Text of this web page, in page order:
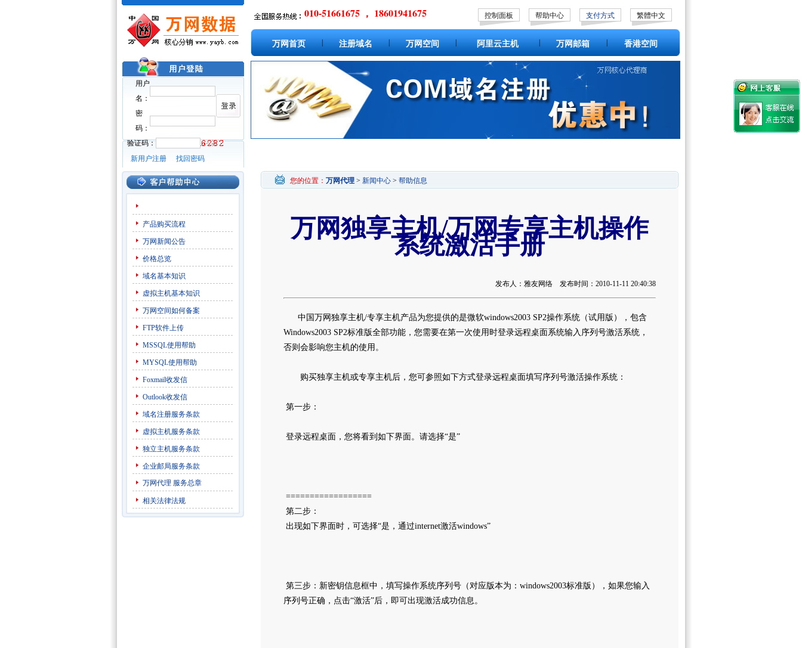
用户
名：
密
码：
验证码：
新用户注册
找回密码
010-51661675 ， 18601941675 控制面板 帮助中心 支付方式 繁體中文
万网首页 注册域名 万网空间 阿里云主机 万网邮箱 香港空间
产品购买流程
万网新闻公告
价格总览
域名基本知识
虚拟主机基本知识
万网空间如何备案
FTP软件上传
MSSQL使用帮助
MYSQL使用帮助
Foxmail收发信
Outlook收发信
域名注册服务条款
虚拟主机服务条款
独立主机服务条款
企业邮局服务条款
万网代理 服务总章
相关法律法规
您的位置： 万网代理 > 新闻中心 > 帮助信息
万网独享主机/万网专享主机操作
系统激活手册
发布人：雅友网络 发布时间：2010-11-11 20:40:38
中国万网独享主机/专享主机产品为您提供的是微软windows2003 SP2操作系统（试用版），包含
Windows2003 SP2标准版全部功能，您需要在第一次使用时登录远程桌面系统输入序列号激活系统，
否则会影响您主机的使用。
购买独享主机或专享主机后，您可参照如下方式登录远程桌面填写序列号激活操作系统：
第一步：
登录远程桌面，您将看到如下界面。请选择“是”
==================
第二步：
出现如下界面时，可选择“是，通过internet激活windows”
第三步：新密钥信息框中，填写操作系统序列号（对应版本为：windows2003标准版），如果您输入
序列号正确，点击“激活”后，即可出现激活成功信息。